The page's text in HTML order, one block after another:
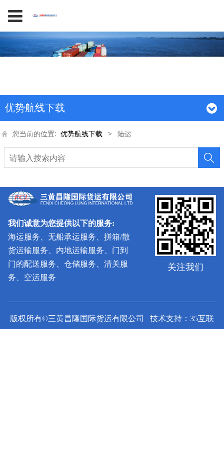
优势航线下载
您当前的位置:优势航线下载 > 陆运
我们诚意为您提供以下的服务:
海运服务、无船承运服务、拼箱/散
货运输服务、内地运输服务、门到
门的配送服务、仓储服务、清关服
务、空运服务
关注我们
版权所有©三黄昌隆国际货运有限公司 技术支持：35互联